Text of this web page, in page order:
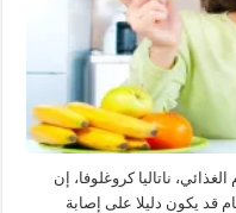
ناتاليا كروغلوفا، إن
قد يكون دليلا على إصابة